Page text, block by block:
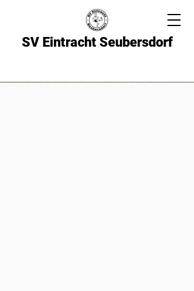
SV Eintracht Seubersdorf